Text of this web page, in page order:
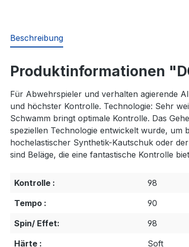
Beschreibung
Produktinformationen
Für Abwehrspieler und verhalten agierende
und höchster Kontrolle. Technologie: Sehr
Schwamm bringt optimale Kontrolle. Das
speziellen Technologie entwickelt wurde, um
hochelastischer Synthetik-Kautschuk oder
sind Beläge, die eine fantastische Kontrolle
Kontrolle :
98
Tempo :
90
Spin/ Effet:
98
Härte :
Soft